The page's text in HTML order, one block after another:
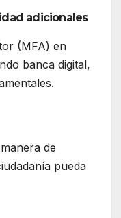
adicionales
(MFA) en
banca digital,
de
pueda